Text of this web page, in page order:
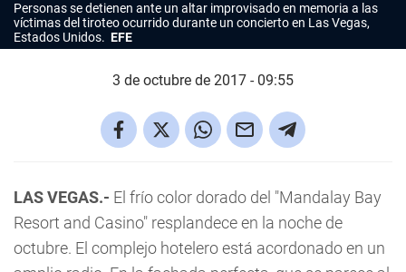
Personas se detienen ante un altar improvisado en memoria a las
víctimas del tiroteo ocurrido durante un concierto en Las Vegas,
Estados Unidos. EFE
3 de octubre de 2017 - 09:55
LAS VEGAS.- El frío color dorado del "Mandalay Bay
Resort and Casino" resplandece en la noche de
octubre. El complejo hotelero está acordonado en un